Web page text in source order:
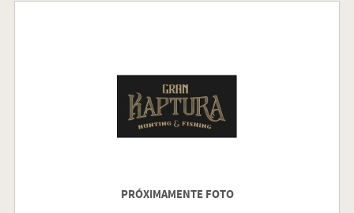
PRÓXIMAMENTE FOTO